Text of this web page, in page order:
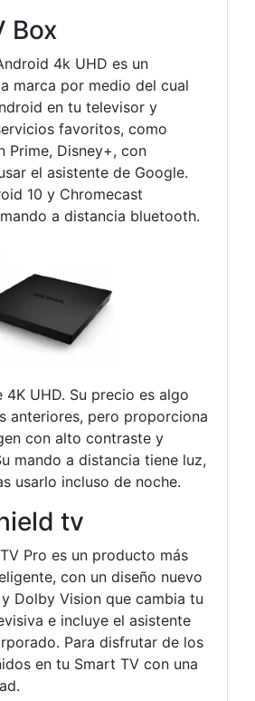
Box
4k UHD es un
marca por medio del cual
en tu televisor y
favoritos, como
Prime, Disney+, con
el asistente de Google.
10 y Chromecast
a distancia bluetooth.
UHD. Su precio es algo
anteriores, pero proporciona
con alto contraste y
mando a distancia tiene luz,
usarlo incluso de noche.
tv
Pro es un producto más
con un diseño nuevo
Dolby Vision que cambia tu
e incluye el asistente
Para disfrutar de los
en tu Smart TV con una